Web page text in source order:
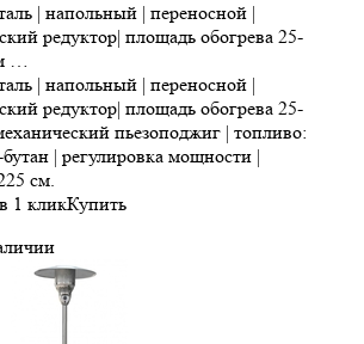
| напольный | переносной |
редуктор| площадь обогрева 25-
…
| напольный | переносной |
редуктор| площадь обогрева 25-
пьезоподжиг | топливо:
| регулировка мощности |
см.
1 кликКупить